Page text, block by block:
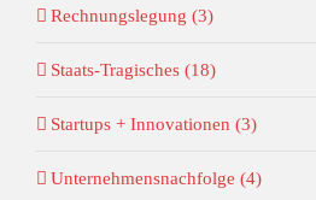
Rechnungslegung (3)
Staats-Tragisches (18)
Startups + Innovationen (3)
Unternehmensnachfolge (4)